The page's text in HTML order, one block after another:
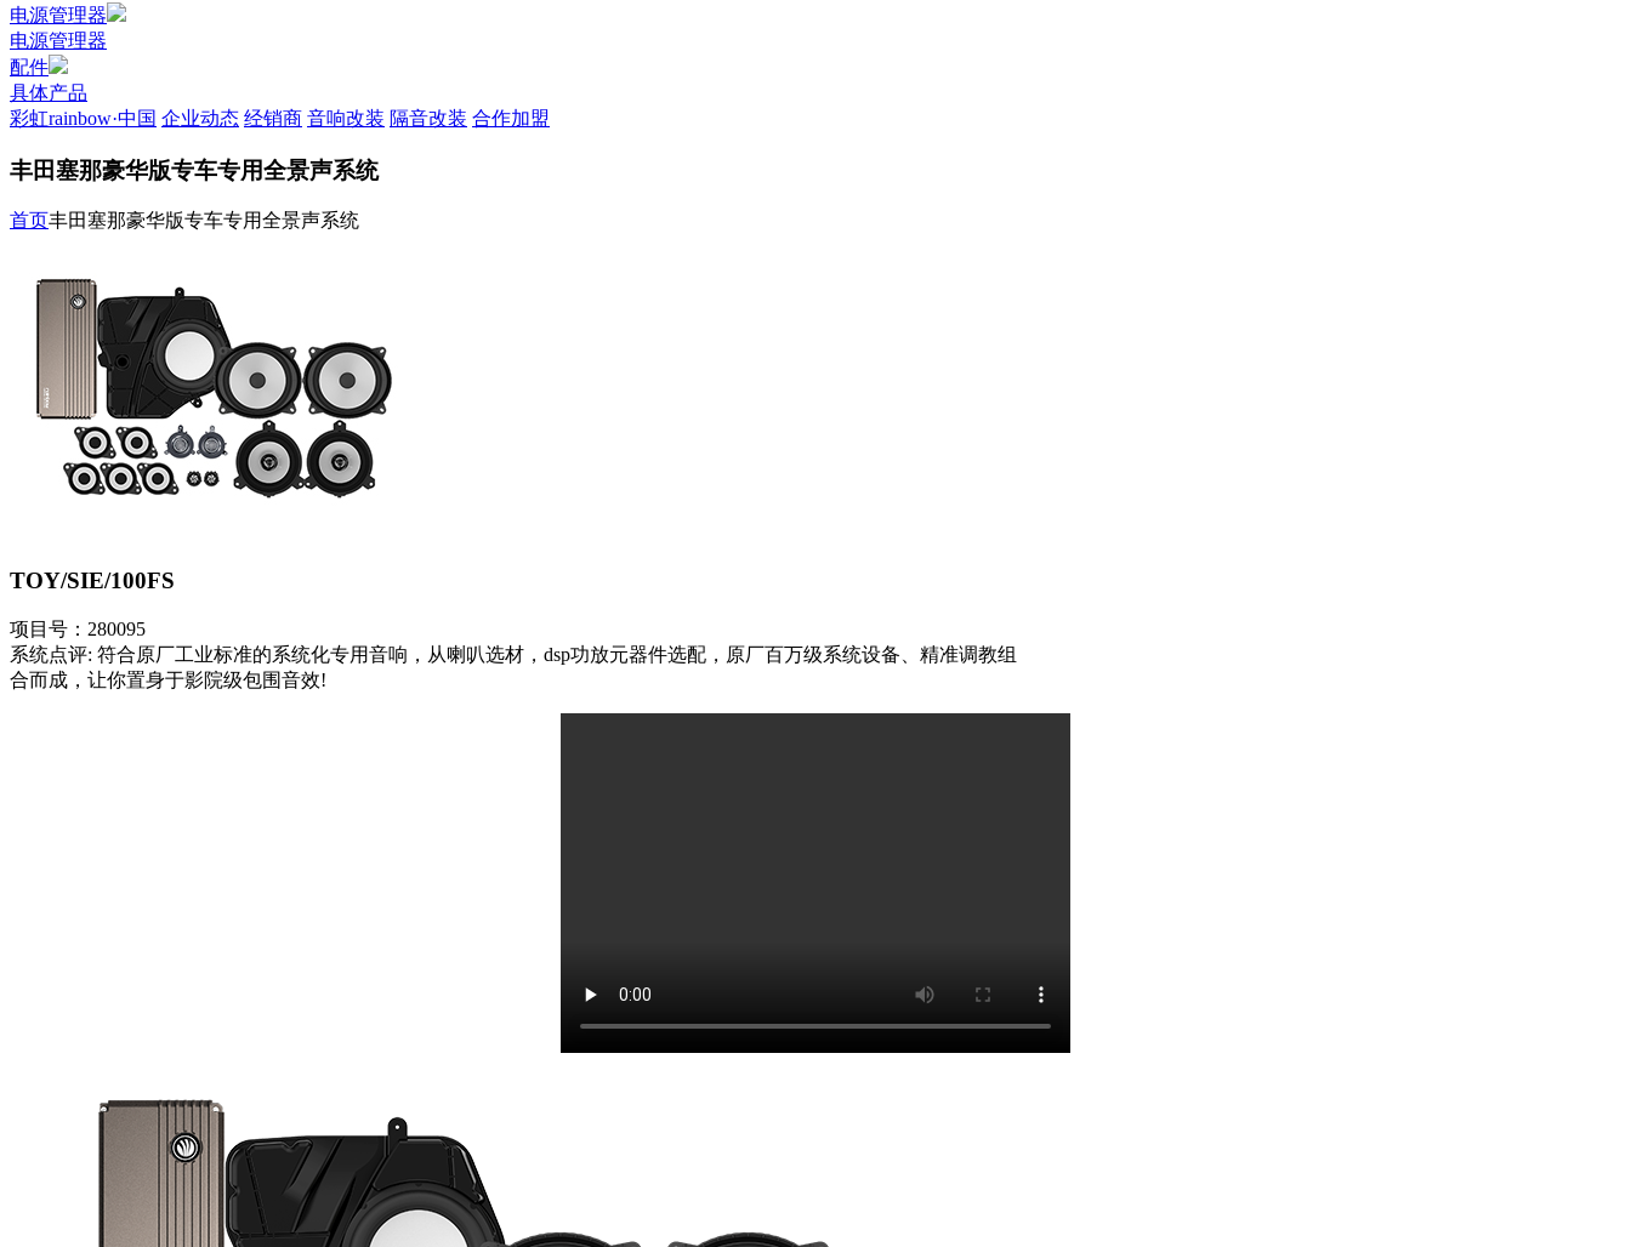
电源管理器
电源管理器
配件
具体产品
彩虹rainbow·中国 企业动态 经销商 音响改装 隔音改装 合作加盟
丰田塞那豪华版专车专用全景声系统
首页丰田塞那豪华版专车专用全景声系统
TOY/SIE/100FS
项目号：280095
系统点评: 符合原厂工业标准的系统化专用音响，从喇叭选材，dsp功放元器件选配，原厂百万级系统设备、精准调教组
合而成，让你置身于影院级包围音效!